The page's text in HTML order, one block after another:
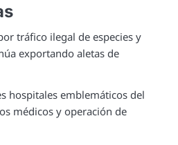
tráfico ilegal de especies y
exportando aletas de
hospitales emblemáticos del
médicos y operación de